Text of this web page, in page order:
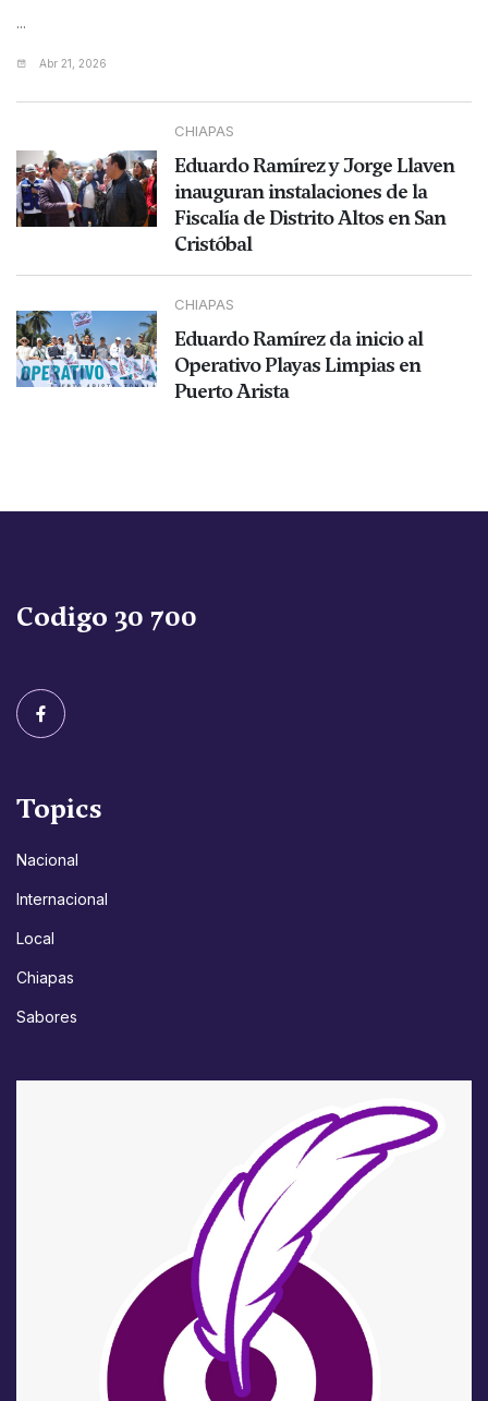
...
Abr 21, 2026
CHIAPAS
Eduardo Ramírez y Jorge Llaven
inauguran instalaciones de la
Fiscalía de Distrito Altos en San
Cristóbal
CHIAPAS
Eduardo Ramírez da inicio al
Operativo Playas Limpias en
Puerto Arista
Codigo 30 700
Topics
Nacional
Internacional
Local
Chiapas
Sabores